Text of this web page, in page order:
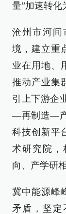
量”加速转化
沧州市河间
境，建立重
业在用地、
推动产业集
引上下游企
—再制造—产
科技创新平
术研究院
向、产学研
冀中能源峰
矛盾，坚定